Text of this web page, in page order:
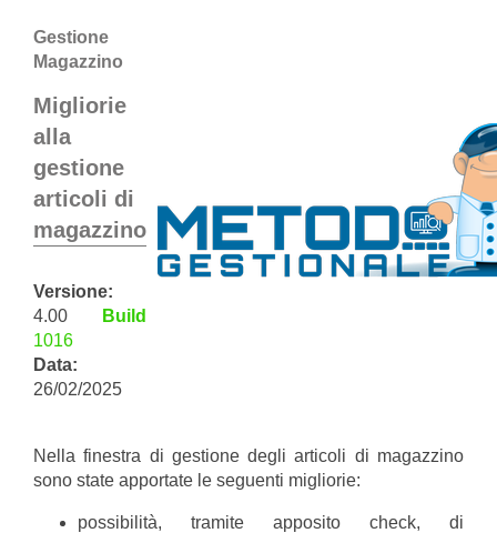
Gestione
Magazzino
Migliorie
alla
gestione
articoli di
magazzino
Versione:
4.00
Build
1016
Data:
26/02/2025
Nella finestra di gestione degli articoli di magazzino
sono state apportate le seguenti migliorie:
possibilità, tramite apposito check, di